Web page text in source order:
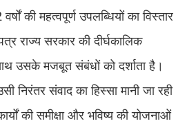
की महत्वपूर्ण उपलब्धियों का विस्तार
राज्य सरकार की दीर्घकालिक
उसके मजबूत संबंधों को दर्शाता है।
निरंतर संवाद का हिस्सा मानी जा रही
की समीक्षा और भविष्य की योजनाओं